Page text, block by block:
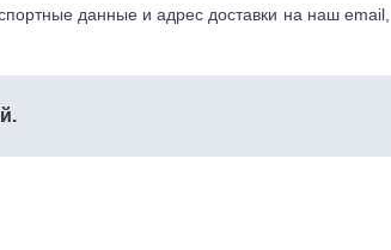
данные и адрес доставки на наш email,